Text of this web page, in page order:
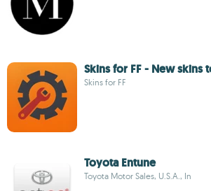
Skins for FF - New skins
Skins for FF
Toyota Entune
Toyota Motor Sales, U.S.A., In